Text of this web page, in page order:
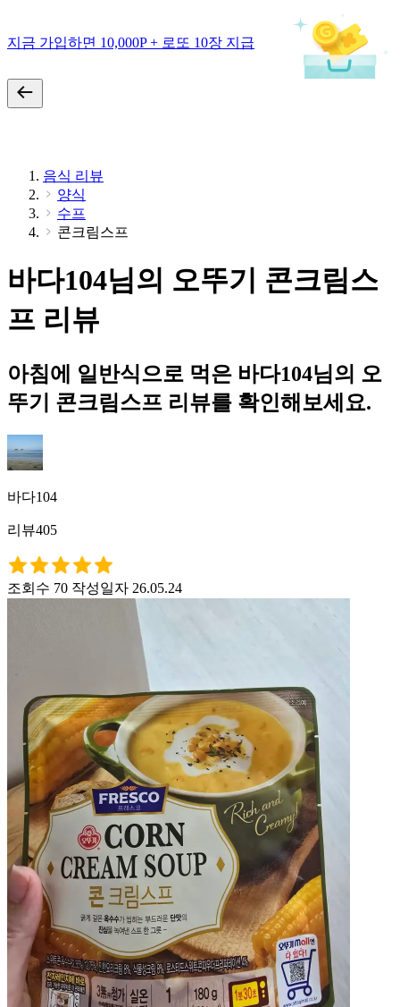
지금 가입하면 10,000P + 로또 10장 지급
음식 리뷰
양식
수프
콘크림스프
바다104님의 오뚜기 콘크림스
프 리뷰
아침에 일반식으로 먹은 바다104님의 오
뚜기 콘크림스프 리뷰를 확인해보세요.
바다104
리뷰405
조회수 70 작성일자 26.05.24